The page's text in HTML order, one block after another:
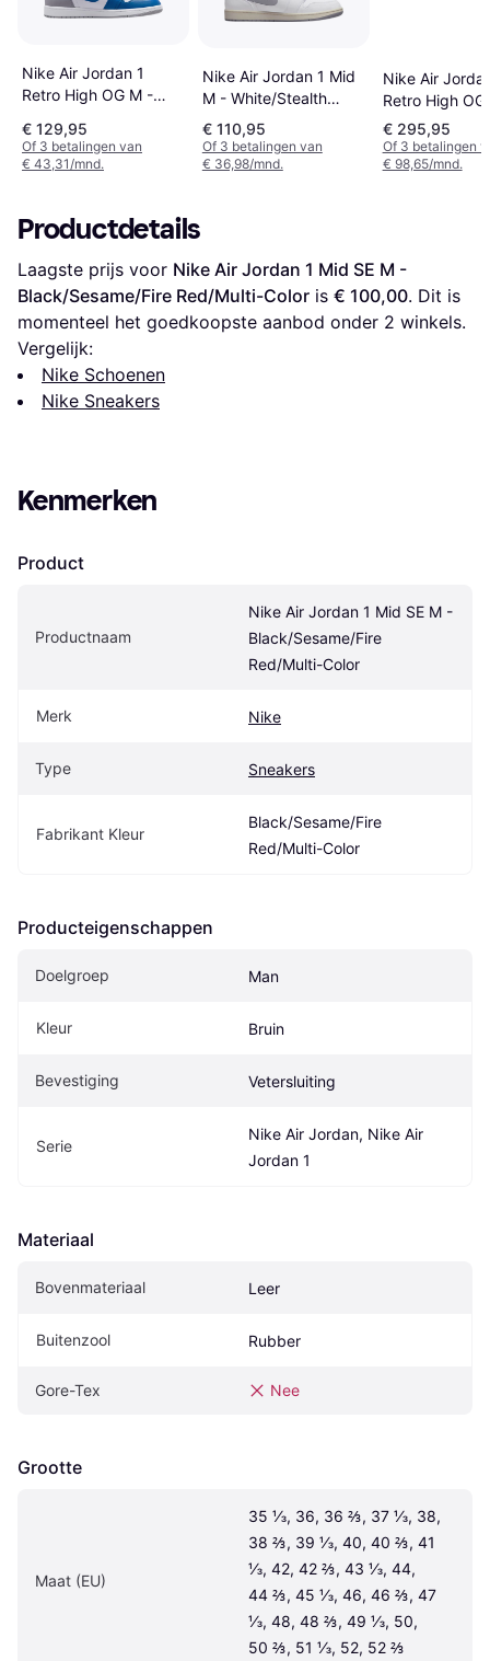
Nike Air Jordan 1
Retro High OG M -
Grey/White
€ 129,95
Of 3 betalingen van
€ 43,31/mnd.
Nike Air Jordan 1 Mid
M - White/Stealth
Grey
€ 110,95
Of 3 betalingen van
€ 36,98/mnd.
Nike Air
Retro High
Purple/Black/
Gold
€ 295,95
Of 3 betalingen
€ 98,65/mnd.
Productdetails
Laagste prijs voor Nike Air Jordan 1 Mid SE M -
Black/Sesame/Fire Red/Multi-Color is € 100,00. Dit is
momenteel het goedkoopste aanbod onder 2 winkels.
Vergelijk:
Nike Schoenen
Nike Sneakers
Kenmerken
Product
Productnaam
Nike Air Jordan 1 Mid SE M -
Black/Sesame/Fire
Red/Multi-Color
Merk Nike
Type Sneakers
Fabrikant Kleur
Black/Sesame/Fire
Red/Multi-Color
Producteigenschappen
Doelgroep Man
Kleur Bruin
Bevestiging Vetersluiting
Serie
Nike Air Jordan, Nike Air
Jordan 1
Materiaal
Bovenmateriaal Leer
Buitenzool Rubber
Gore-Tex Nee
Grootte
Maat (EU)
35 ⅓, 36, 36 ⅔, 37 ⅓, 38,
38 ⅔, 39 ⅓, 40, 40 ⅔, 41
⅓, 42, 42 ⅔, 43 ⅓, 44,
44 ⅔, 45 ⅓, 46, 46 ⅔, 47
⅓, 48, 48 ⅔, 49 ⅓, 50,
50 ⅔, 51 ⅓, 52, 52 ⅔